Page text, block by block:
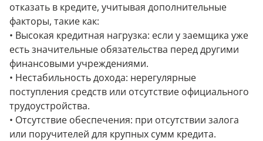
отказать в кредите, учитывая дополнительные
факторы, такие как:
• Высокая кредитная нагрузка: если у заемщика уже
есть значительные обязательства перед другими
финансовыми учреждениями.
• Нестабильность дохода: нерегулярные
поступления средств или отсутствие официального
трудоустройства.
• Отсутствие обеспечения: при отсутствии залога
или поручителей для крупных сумм кредита.